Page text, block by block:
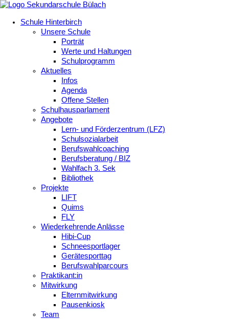
Schule Hinterbirch
Unsere Schule
Porträt
Werte und Haltungen
Schulprogramm
Aktuelles
Infos
Agenda
Offene Stellen
Schulhausparlament
Angebote
Lern- und Förderzentrum (LFZ)
Schulsozialarbeit
Berufswahlcoaching
Berufsberatung / BIZ
Wahlfach 3. Sek
Bibliothek
Projekte
LIFT
Quims
FLY
Wiederkehrende Anlässe
Hibi-Cup
Schneesportlager
Gerätesporttag
Berufswahlparcours
Praktikant:in
Mitwirkung
Elternmitwirkung
Pausenkiosk
Team